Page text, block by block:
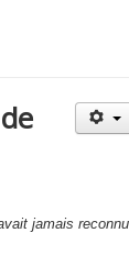
jamais reconnu